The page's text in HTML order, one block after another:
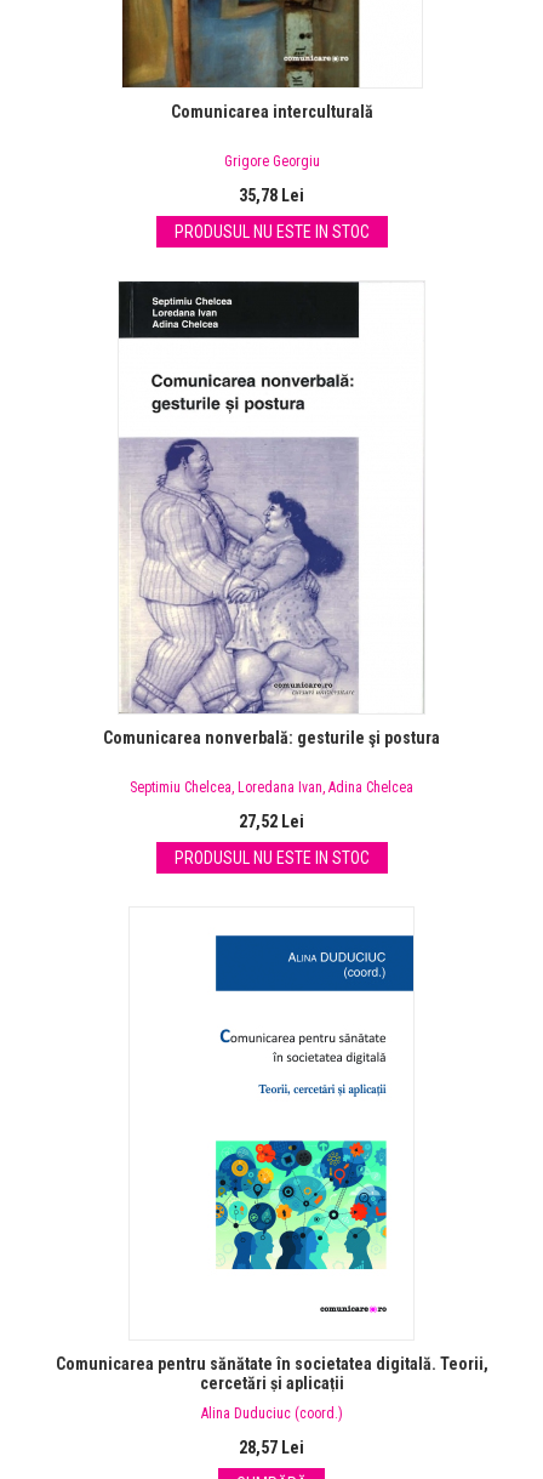
Comunicarea interculturală
Grigore Georgiu
35,78 Lei
PRODUSUL NU ESTE IN STOC
Comunicarea nonverbală: gesturile şi postura
Septimiu Chelcea, Loredana Ivan, Adina Chelcea
27,52 Lei
PRODUSUL NU ESTE IN STOC
Comunicarea pentru sănătate în societatea digitală. Teorii,
cercetări și aplicații
Alina Duduciuc (coord.)
28,57 Lei